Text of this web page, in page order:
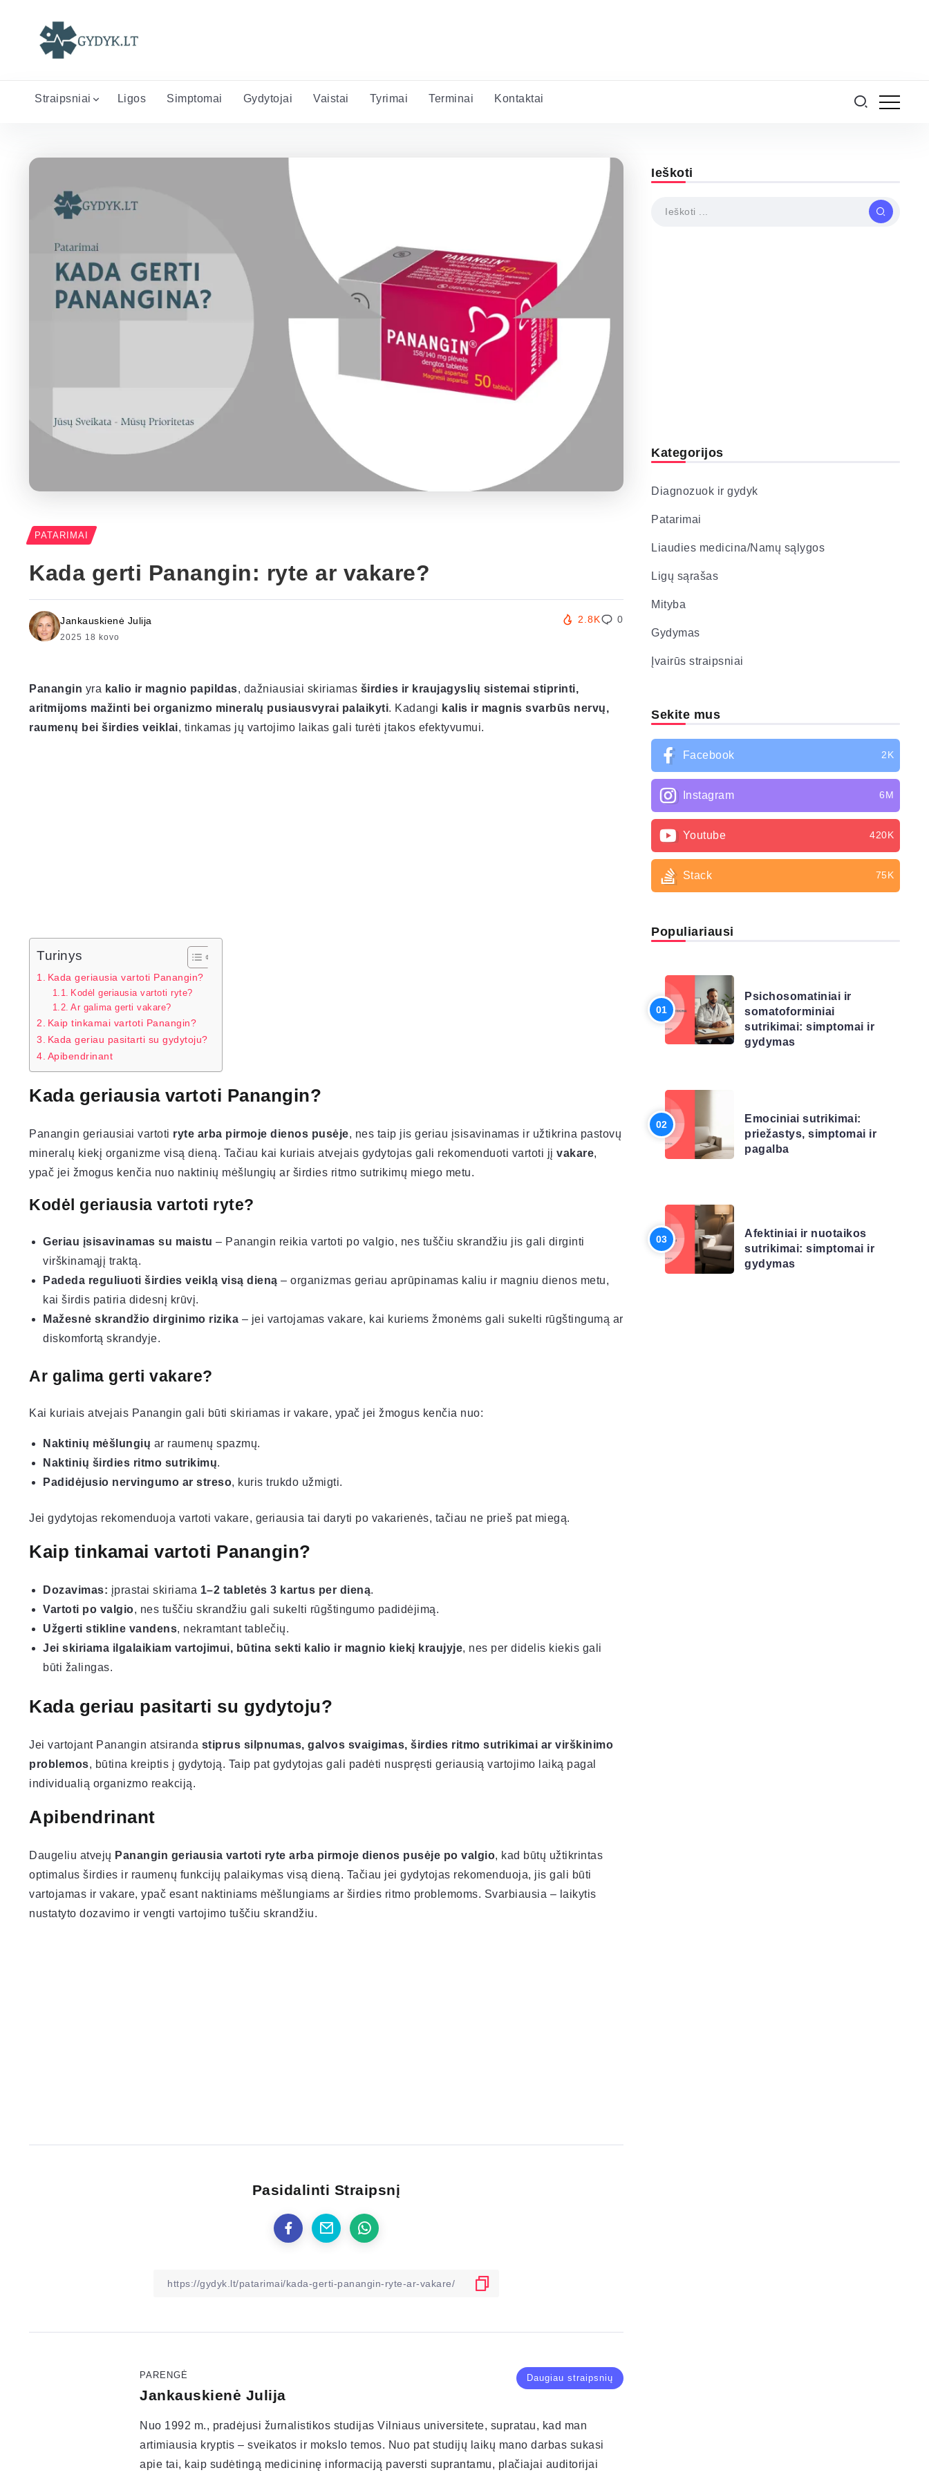
Straipsniai Ligos Simptomai Gydytojai Vaistai Tyrimai Terminai Kontaktai
PATARIMAI
Kada gerti Panangin: ryte ar vakare?
Jankauskienė Julija
2025 18 kovo
2.8K 0
Panangin yra kalio ir magnio papildas, dažniausiai skiriamas širdies ir kraujagyslių sistemai stiprinti,
aritmijoms mažinti bei organizmo mineralų pusiausvyrai palaikyti. Kadangi kalis ir magnis svarbūs nervų,
raumenų bei širdies veiklai, tinkamas jų vartojimo laikas gali turėti įtakos efektyvumui.
Turinys
Kada geriausia vartoti Panangin?
Kodėl geriausia vartoti ryte?
Ar galima gerti vakare?
Kaip tinkamai vartoti Panangin?
Kada geriau pasitarti su gydytoju?
Apibendrinant
Kada geriausia vartoti Panangin?
Panangin geriausiai vartoti ryte arba pirmoje dienos pusėje, nes taip jis geriau įsisavinamas ir užtikrina pastovų
mineralų kiekį organizme visą dieną. Tačiau kai kuriais atvejais gydytojas gali rekomenduoti vartoti jį vakare,
ypač jei žmogus kenčia nuo naktinių mėšlungių ar širdies ritmo sutrikimų miego metu.
Kodėl geriausia vartoti ryte?
Geriau įsisavinamas su maistu – Panangin reikia vartoti po valgio, nes tuščiu skrandžiu jis gali dirginti
virškinamąjį traktą.
Padeda reguliuoti širdies veiklą visą dieną – organizmas geriau aprūpinamas kaliu ir magniu dienos metu,
kai širdis patiria didesnį krūvį.
Mažesnė skrandžio dirginimo rizika – jei vartojamas vakare, kai kuriems žmonėms gali sukelti rūgštingumą ar
diskomfortą skrandyje.
Ar galima gerti vakare?
Kai kuriais atvejais Panangin gali būti skiriamas ir vakare, ypač jei žmogus kenčia nuo:
Naktinių mėšlungių ar raumenų spazmų.
Naktinių širdies ritmo sutrikimų.
Padidėjusio nervingumo ar streso, kuris trukdo užmigti.
Jei gydytojas rekomenduoja vartoti vakare, geriausia tai daryti po vakarienės, tačiau ne prieš pat miegą.
Kaip tinkamai vartoti Panangin?
Dozavimas: įprastai skiriama 1–2 tabletės 3 kartus per dieną.
Vartoti po valgio, nes tuščiu skrandžiu gali sukelti rūgštingumo padidėjimą.
Užgerti stikline vandens, nekramtant tablečių.
Jei skiriama ilgalaikiam vartojimui, būtina sekti kalio ir magnio kiekį kraujyje, nes per didelis kiekis gali
būti žalingas.
Kada geriau pasitarti su gydytoju?
Jei vartojant Panangin atsiranda stiprus silpnumas, galvos svaigimas, širdies ritmo sutrikimai ar virškinimo
problemos, būtina kreiptis į gydytoją. Taip pat gydytojas gali padėti nuspręsti geriausią vartojimo laiką pagal
individualią organizmo reakciją.
Apibendrinant
Daugeliu atvejų Panangin geriausia vartoti ryte arba pirmoje dienos pusėje po valgio, kad būtų užtikrintas
optimalus širdies ir raumenų funkcijų palaikymas visą dieną. Tačiau jei gydytojas rekomenduoja, jis gali būti
vartojamas ir vakare, ypač esant naktiniams mėšlungiams ar širdies ritmo problemoms. Svarbiausia – laikytis
nustatyto dozavimo ir vengti vartojimo tuščiu skrandžiu.
Pasidalinti Straipsnį
Daugiau straipsnių
PARENGĖ
Jankauskienė Julija
Nuo 1992 m., pradėjusi žurnalistikos studijas Vilniaus universitete, supratau, kad man
artimiausia kryptis – sveikatos ir mokslo temos. Nuo pat studijų laikų mano darbas sukasi
apie tai, kaip sudėtingą medicininę informaciją paversti suprantamu, plačiajai auditorijai
Ieškoti
Kategorijos
Diagnozuok ir gydyk
Patarimai
Liaudies medicina/Namų sąlygos
Ligų sąrašas
Mityba
Gydymas
Įvairūs straipsniai
Sekite mus
Facebook 2K
Instagram 6M
Youtube 420K
Stack 75K
Populiariausi
Psichosomatiniai ir
somatoforminiai
sutrikimai: simptomai ir
gydymas
Emociniai sutrikimai:
priežastys, simptomai ir
pagalba
Afektiniai ir nuotaikos
sutrikimai: simptomai ir
gydymas